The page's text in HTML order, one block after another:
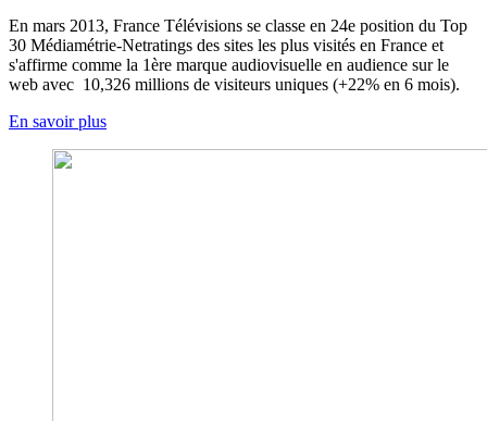
En mars 2013, France Télévisions se classe en 24e position du Top
30 Médiamétrie-Netratings des sites les plus visités en France et
s'affirme comme la 1ère marque audiovisuelle en audience sur le
web avec 10,326 millions de visiteurs uniques (+22% en 6 mois).
En savoir plus